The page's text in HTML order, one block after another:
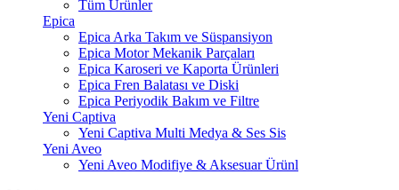
Tüm Ürünler
Epica
Epica Arka Takım ve Süspansiyon
Epica Motor Mekanik Parçaları
Epica Karoseri ve Kaporta Ürünleri
Epica Fren Balatası ve Diski
Epica Periyodik Bakım ve Filtre
Yeni Captiva
Yeni Captiva Multi Medya & Ses Sis
Yeni Aveo
Yeni Aveo Modifiye & Aksesuar Ürünl